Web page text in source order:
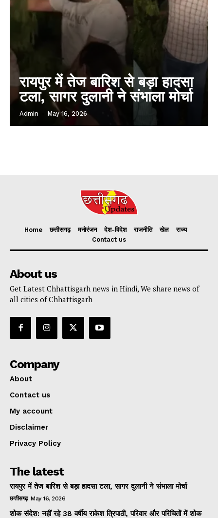
रायपुर में तेज बारिश से बड़ा हादसा
टला, सागर दुलानी ने संभाला मोर्चा
Admin - May 16, 2026
Home छत्तीसगढ़ मनोरंजन देश-विदेश राजनीति खेल
राज्य
Contact us
About us
Get Latest Chhattisgarh news in Hindi, We share news of
all cities of Chhattisgarh
Company
About
Contact us
My account
Disclaimer
Privacy Policy
The latest
रायपुर में तेज बारिश से बड़ा हादसा टला, सागर दुलानी ने संभाला मोर्चा
छत्तीसगढ़ May 16, 2026
शोक संदेश: नहीं रहे 38 वर्षीय राकेश त्रिपाठी, परिवार और परिचितों में शोक